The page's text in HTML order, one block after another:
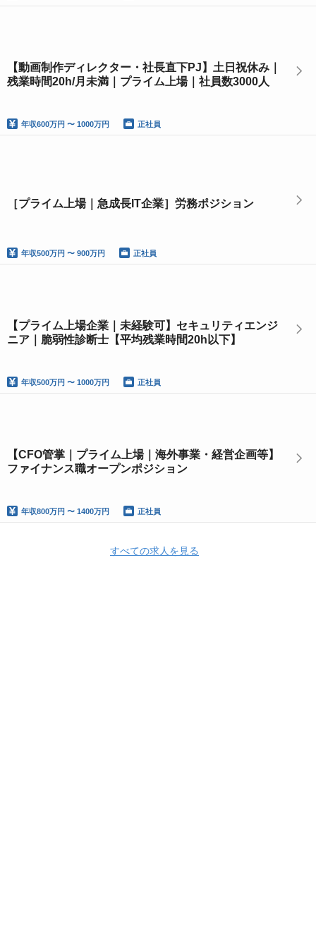
【動画制作ディレクター・社長直下PJ】土日祝休み｜
残業時間20h/月未満｜プライム上場｜社員数3000人
年収600万円 〜 1000万円 正社員
［プライム上場｜急成長IT企業］労務ポジション
年収500万円 〜 900万円 正社員
【プライム上場企業｜未経験可】セキュリティエンジ
ニア｜脆弱性診断士【平均残業時間20h以下】
年収500万円 〜 1000万円 正社員
【CFO管掌｜プライム上場｜海外事業・経営企画等】
ファイナンス職オープンポジション
年収800万円 〜 1400万円 正社員
すべての求人を見る